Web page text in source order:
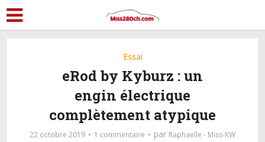
Essai
eRod by Kyburz : un
engin électrique
complètement atypique
22 octobre 2019 1 commentaire par Raphaelle - Miss-KW